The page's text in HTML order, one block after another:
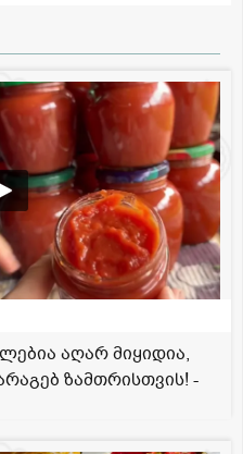
აღარ მიყიდია,
ზამთრისთვის! -